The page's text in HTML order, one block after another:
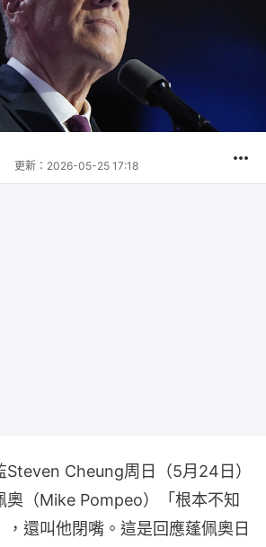
更新： 2026-05-25 17:18
Steven Cheung周日（5月24日）
奧（Mike Pompeo）「根本不知
還叫他閉嘴。這是回應蓬佩奧日